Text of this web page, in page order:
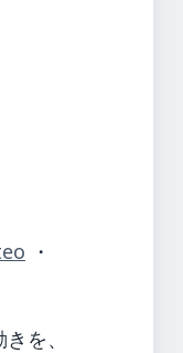
・
を、